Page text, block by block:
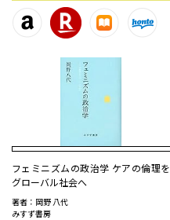
フェミニズムの政治学―― ケアの倫理を
グローバル社会へ
著者：岡野 八代
みすず書房